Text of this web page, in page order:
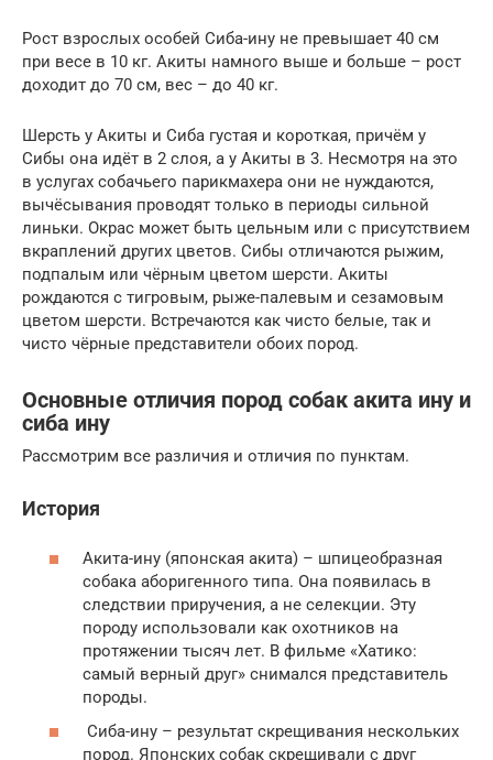
Рост взрослых особей Сиба-ину не превышает 40 см
при весе в 10 кг. Акиты намного выше и больше – рост
доходит до 70 см, вес – до 40 кг.
Шерсть у Акиты и Сиба густая и короткая, причём у
Сибы она идёт в 2 слоя, а у Акиты в 3. Несмотря на это
в услугах собачьего парикмахера они не нуждаются,
вычёсывания проводят только в периоды сильной
линьки. Окрас может быть цельным или с присутствием
вкраплений других цветов. Сибы отличаются рыжим,
подпалым или чёрным цветом шерсти. Акиты
рождаются с тигровым, рыже-палевым и сезамовым
цветом шерсти. Встречаются как чисто белые, так и
чисто чёрные представители обоих пород.
Основные отличия пород собак акита ину и
сиба ину
Рассмотрим все различия и отличия по пунктам.
История
Акита-ину (японская акита) – шпицеобразная
собака аборигенного типа. Она появилась в
следствии приручения, а не селекции. Эту
породу использовали как охотников на
протяжении тысяч лет. В фильме «Хатико:
самый верный друг» снимался представитель
породы.
Сиба-ину – результат скрещивания нескольких
пород. Японских собак скрещивали с друг